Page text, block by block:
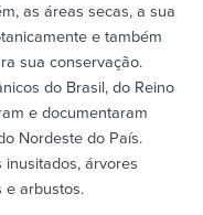
as áreas secas, a sua
e também
sua conservação.
do Brasil, do Reino
e documentaram
Nordeste do País.
árvores
e arbustos.